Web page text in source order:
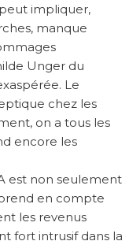
impliquer,
manque
Unger du
Le
chez les
on a tous les
encore les
est non seulement
en compte
les revenus
fort intrusif dans la